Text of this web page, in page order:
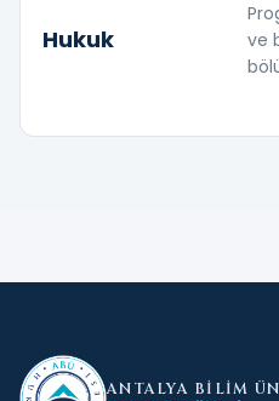
Hukuk
ve
ANTALYA BİLİM